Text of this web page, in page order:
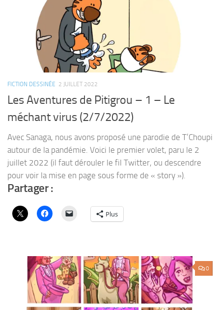
FICTION DESSINÉE 2 JUILLET 2022
Les Aventures de Pitigrou – 1 – Le
méchant virus (2/7/2022)
Avec Sanaga, nous avons proposé une parodie de T’Choupi
autour de la pandémie. Voici le premier volet, paru le 2
juillet 2022 (il faut dérouler le fil Twitter, ou descendre
pour voir la mise en page sous forme de « story »).
Partager :
Plus
0